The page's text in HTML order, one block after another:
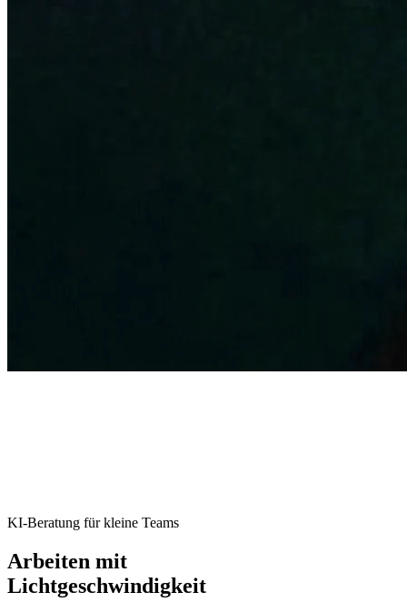
KI-Beratung für kleine Teams
Arbeiten mit
Lichtgeschwindigkeit